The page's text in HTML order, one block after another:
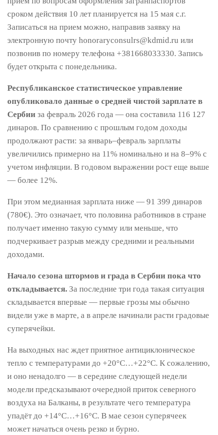
сроком действия 10 лет планируется на 15 мая с.г.
Записаться на прием можно, направив заявку на
электронную почту honoraryconsulrs@kdmid.ru или
позвонив по номеру телефона +381668033330. Запись
будет открыта с понедельника.
Республиканское статистическое управление
опубликовало данные о средней чистой зарплате в
Сербии за февраль 2026 года — она составила 116 127
динаров. По сравнению с прошлым годом доходы
продолжают расти: за январь–февраль зарплаты
увеличились примерно на 11% номинально и на 8–9% с
учетом инфляции. В годовом выражении рост еще выше
— более 12%.
При этом медианная зарплата ниже — 91 399 динаров
(780€). Это означает, что половина работников в стране
получает именно такую сумму или меньше, что
подчеркивает разрыв между средними и реальными
доходами.
Начало сезона штормов и града в Сербии пока что
откладывается. За последние три года такая ситуация
складывается впервые — первые грозы мы обычно
видели уже в марте, а в апреле начинали расти градовые
суперячейки.
На выходных нас ждет приятное антициклоническое
тепло с температурами до +20°C…+22°C. К сожалению,
и оно ненадолго — в середине следующей недели
модели предсказывают очередной приток северного
воздуха на Балканы, в результате чего температура
упадёт до +14°C…+16°C. В мае сезон суперячеек
может начаться очень резко и бурно.